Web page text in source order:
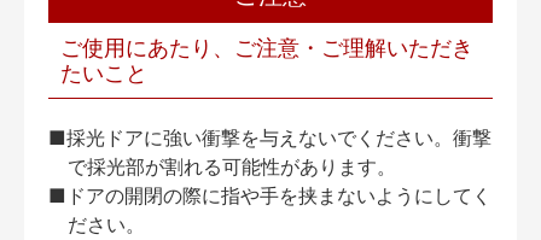
ご使用にあたり、ご注意・ご理解いただき
たいこと
■採光ドアに強い衝撃を与えないでください。衝撃
で採光部が割れる可能性があります。
■ドアの開閉の際に指や手を挟まないようにしてく
ださい。